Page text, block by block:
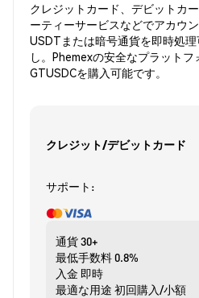
クレジットカード、デビットカ
ーティーサービスなどでアカウ
USDTまたは暗号通貨を即時処
し。Phemexの安全なプラット
GTUSDCを購入可能です。
クレジット/デビットカード
サポート:
通貨30+
最低手数料0.8%
入金 即時
最適な用途 初回購入/小額